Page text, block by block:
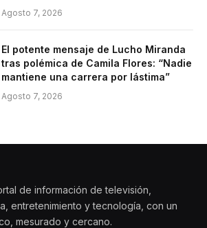
Agosto 7, 2026
El potente mensaje de Lucho Miranda
tras polémica de Camila Flores: “Nadie
mantiene una carrera por lástima”
Agosto 7, 2026
de información de televisión,
entretenimiento y tecnología, con un
mesurado y cercano.